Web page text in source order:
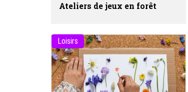
Ateliers de jeux en forêt
Loisirs